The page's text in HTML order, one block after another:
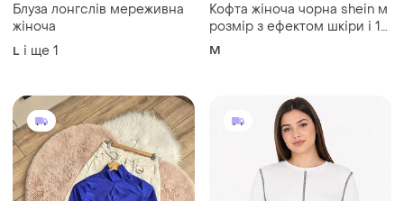
Блуза лонгслів мереживна
жіноча
L і ще 1
Кофта жіноча чорна shein м
розмір з ефектом шкіри і 1
рукав з сіточки тканина
M